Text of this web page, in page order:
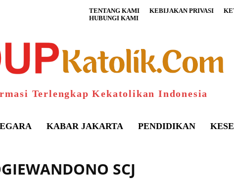
TENTANG KAMI KEBIJAKAN PRIVASI
HUBUNGI KAMI
Terlengkap Kekatolikan Indonesia
KABAR JAKARTA PENDIDIKAN
SCJ